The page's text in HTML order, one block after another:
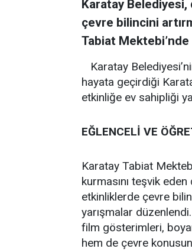
Karatay
çevre bilincini
Tabiat
Karatay
hayata geçirdiği
etkinliğe ev sahipliği
EĞLENCELİ VE
Karatay Tabiat
kurmasını teşvik
etkinliklerde çevre
yarışmalar
film gösterimleri,
hem de çevre